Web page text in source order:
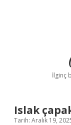
İlginç
Islak
Tarih: Aralık 19,